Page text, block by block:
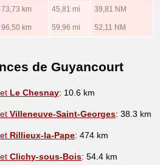
73,73 km 45,81 mi 39,81 NM
96,50 km 59,96 mi 52,11 NM
de Guyancourt
Le Chesnay: 10.6 km
etVilleneuve-Saint-Georges: 38.3 km
Rillieux-la-Pape: 474 km
etClichy-sous-Bois: 54.4 km